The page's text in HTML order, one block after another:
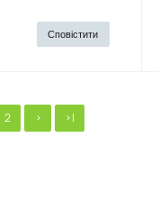
Сповістити
2 > >|